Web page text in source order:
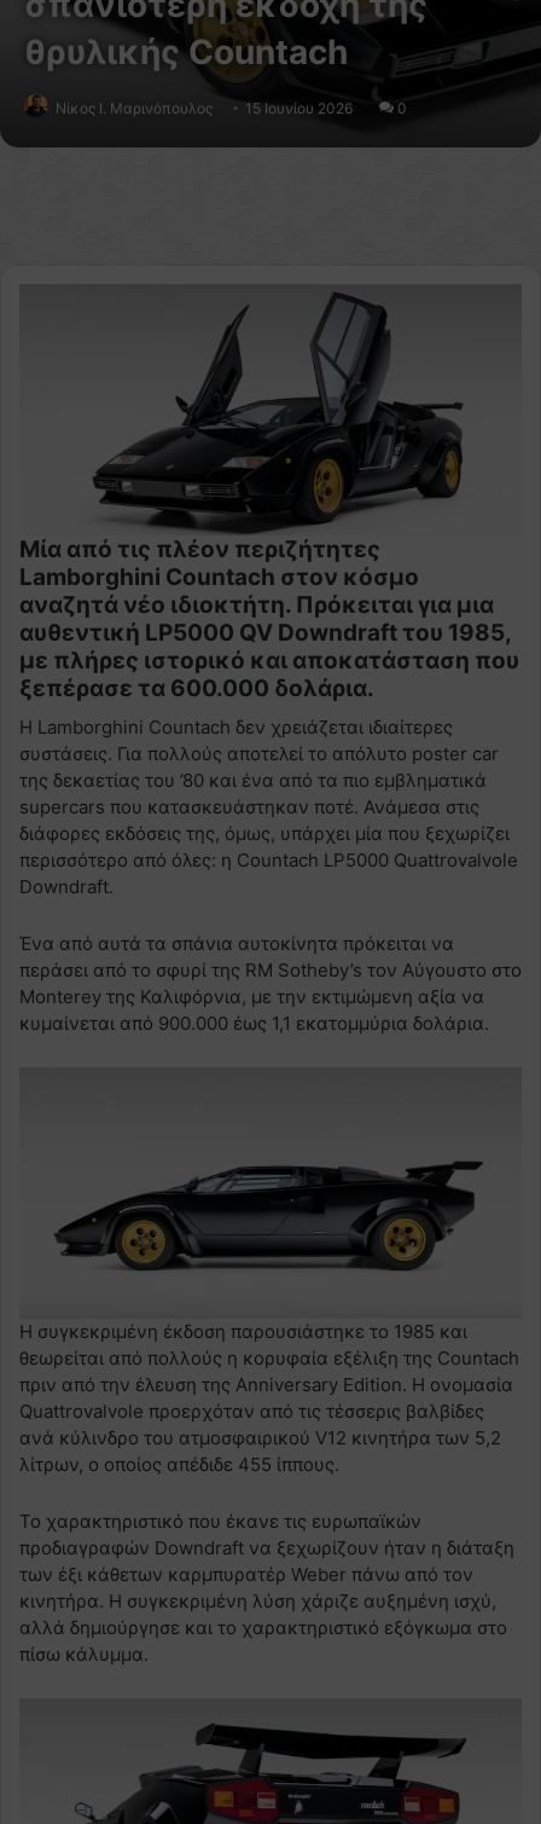
θρυλικής Countach
Nίκος Ι. Mαρινόπουλος 15 Ιουνίου 2026 0
Μία από τις πλέον περιζήτητες
Lamborghini Countach στον κόσμο
αναζητά νέο ιδιοκτήτη. Πρόκειται για μια
αυθεντική LP5000 QV Downdraft του 1985,
με πλήρες ιστορικό και αποκατάσταση που
ξεπέρασε τα 600.000 δολάρια.
Η Lamborghini Countach δεν χρειάζεται ιδιαίτερες
συστάσεις. Για πολλούς αποτελεί το απόλυτο poster car
της δεκαετίας του ’80 και ένα από τα πιο εμβληματικά
supercars που κατασκευάστηκαν ποτέ. Ανάμεσα στις
διάφορες εκδόσεις της, όμως, υπάρχει μία που ξεχωρίζει
περισσότερο από όλες: η Countach LP5000 Quattrovalvole
Downdraft.
Ένα από αυτά τα σπάνια αυτοκίνητα πρόκειται να
περάσει από το σφυρί της RM Sotheby’s τον Αύγουστο στο
Monterey της Καλιφόρνια, με την εκτιμώμενη αξία να
κυμαίνεται από 900.000 έως 1,1 εκατομμύρια δολάρια.
Η συγκεκριμένη έκδοση παρουσιάστηκε το 1985 και
θεωρείται από πολλούς η κορυφαία εξέλιξη της Countach
πριν από την έλευση της Anniversary Edition. Η ονομασία
Quattrovalvole προερχόταν από τις τέσσερις βαλβίδες
ανά κύλινδρο του ατμοσφαιρικού V12 κινητήρα των 5,2
λίτρων, ο οποίος απέδιδε 455 ίππους.
Το χαρακτηριστικό που έκανε τις ευρωπαϊκών
προδιαγραφών Downdraft να ξεχωρίζουν ήταν η διάταξη
των έξι κάθετων καρμπυρατέρ Weber πάνω από τον
κινητήρα. Η συγκεκριμένη λύση χάριζε αυξημένη ισχύ,
αλλά δημιούργησε και το χαρακτηριστικό εξόγκωμα στο
πίσω κάλυμμα.